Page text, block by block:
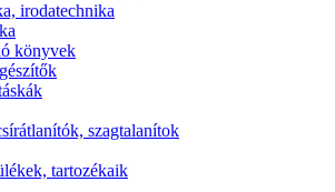
irodatechnika
könyvek
szagtalanítok
tartozékaik